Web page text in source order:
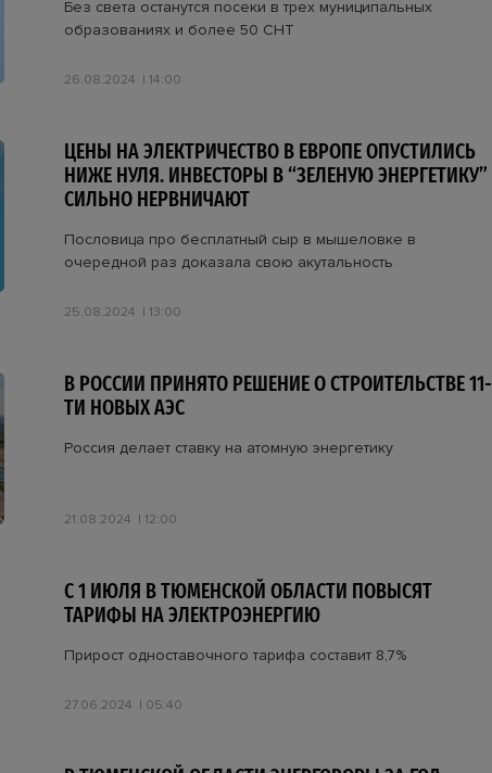
Без света останутся посеки в трех муниципальных
образованиях и более 50 СНТ
26.08.2024 14:00
ЦЕНЫ НА ЭЛЕКТРИЧЕСТВО В ЕВРОПЕ ОПУСТИЛИСЬ
НИЖЕ НУЛЯ. ИНВЕСТОРЫ В “ЗЕЛЕНУЮ ЭНЕРГЕТИКУ”
СИЛЬНО НЕРВНИЧАЮТ
Пословица про бесплатный сыр в мышеловке в
очередной раз доказала свою акутальность
25.08.2024 13:00
В РОССИИ ПРИНЯТО РЕШЕНИЕ О СТРОИТЕЛЬСТВЕ 11-
ТИ НОВЫХ АЭС
Россия делает ставку на атомную энергетику
21.08.2024 12:00
С 1 ИЮЛЯ В ТЮМЕНСКОЙ ОБЛАСТИ ПОВЫСЯТ
ТАРИФЫ НА ЭЛЕКТРОЭНЕРГИЮ
Прирост одноставочного тарифа составит 8,7%
27.06.2024 05:40